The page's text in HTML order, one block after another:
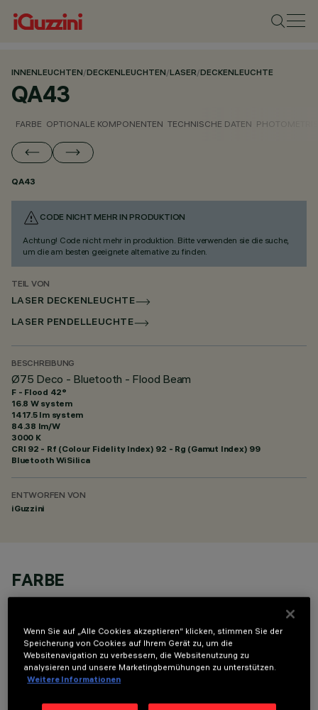
INNENLEUCHTEN/DECKENLEUCHTEN/LASER/DECKENLEUCHTE
QA43
FARBE OPTIONALE KOMPONENTEN TECHNISCHE DATEN
QA43
CODE NICHT MEHR IN PRODUKTION
Achtung! Code nicht mehr in produktion. Bitte verwenden sie die suche,
um die am besten geeignete alternative zu finden.
TEIL VON
LASER DECKENLEUCHTE
LASER PENDELLEUCHTE
BESCHREIBUNG
Ø75 Deco - Bluetooth - Flood Beam
F - Flood 42°
16.8 W system
1417.5 lm system
84.38 lm/W
3000 K
CRI 92 - Rf (Colour Fidelity Index) 92 - Rg (Gamut Index) 99
Bluetooth WiSilica
ENTWORFEN VON
iGuzzini
FARBE
OPTIONALE KOMPONENTEN
Wenn Sie auf „Alle Cookies akzeptieren“ klicken, stimmen Sie der
Speicherung von Cookies auf Ihrem Gerät zu, um die
Websitenavigation zu verbessern, die Websitenutzung zu
analysieren und unsere Marketingbemühungen zu unterstützen.
Weitere Informationen